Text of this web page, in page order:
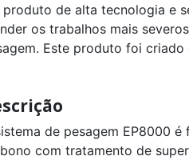
produto de alta tecnologia e
os trabalhos mais
Este produto foi
de pesagem EP8000
com tratamento de